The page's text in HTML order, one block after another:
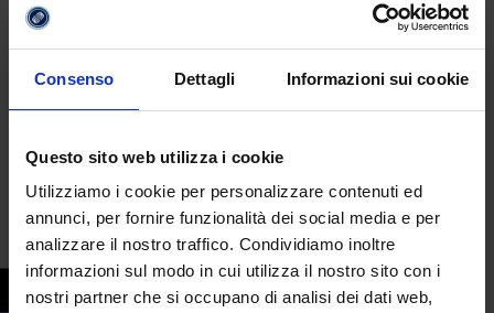
Consenso Dettagli Informazioni sui cookie
Questo sito web utilizza i cookie
Utilizziamo i cookie per personalizzare contenuti ed
annunci, per fornire funzionalità dei social media e per
analizzare il nostro traffico. Condividiamo inoltre
informazioni sul modo in cui utilizza il nostro sito con i
nostri partner che si occupano di analisi dei dati web,